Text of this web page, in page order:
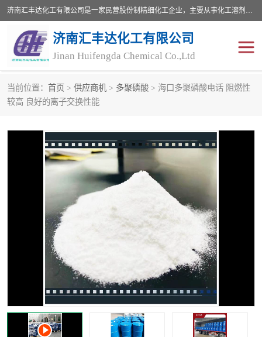
济南汇丰达化工有限公司是一家民营股份制精细化工企业，主要从事化工溶剂、药用辅料、合成中间体等深加工产品的研制开发、生产、销售和进出口贸易。主营产品：环氧丙烷，十二烷基苯，甲基磺酸，磺酸，DMF，DMAC，甘油，苯甲醇，乙酰氯，甲基丙烯酸，甲基丙烯酸甲酯，叔丁醇，异辛酸，二乙烯三胺，一乙，二乙‎，三乙醇胺，原乙酸三甲酯等化工产品及中间体。欢迎各界朋友洽谈咨询业务。
济南汇丰达化工有限公司
Jinan Huifengda Chemical Co.,Ltd
当前位置： 首页 > 供应商机 > 多聚磷酸 > 海口多聚磷酸电话 阻燃性
较高 良好的离子交换性能
胺类
醇类 醚类
酚类
无机化工原料
无机盐 有机溶剂
添加剂助剂 十二烷基苯
十二烷基苯磺酸 甲醇钠
乙醇钠 三乙胺
丙二醇甲醚醋酸酯 丙酸乙酯